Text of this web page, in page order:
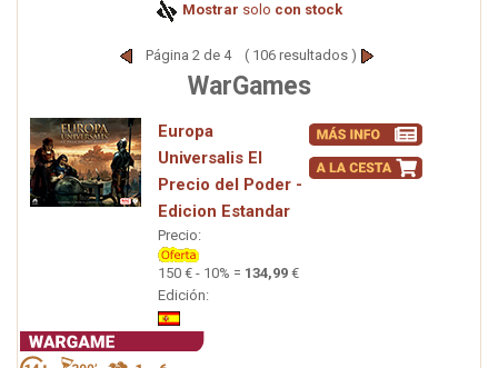
Mostrar solo con stock
Página 2 de 4 ( 106 resultados )
WarGames
Europa
Universalis El
Precio del Poder -
Edicion Estandar
Precio:
150 € - 10% = 134,99 €
Edición: